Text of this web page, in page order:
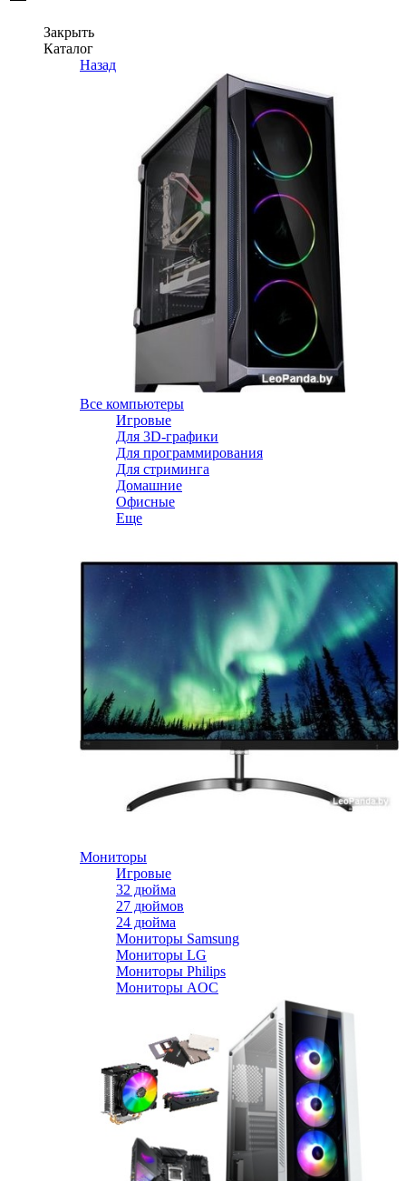
Закрыть
Каталог
Назад
Все компьютеры
Игровые
Для 3D-графики
Для программирования
Для стриминга
Домашние
Офисные
Еще
Мониторы
Игровые
32 дюйма
27 дюймов
24 дюйма
Мониторы Samsung
Мониторы LG
Мониторы Philips
Мониторы AOC